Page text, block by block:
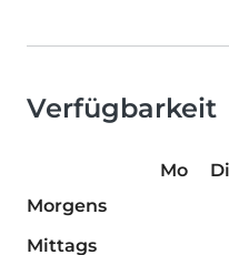
Verfügbarkeit
Mo Di
Morgens
Mittags